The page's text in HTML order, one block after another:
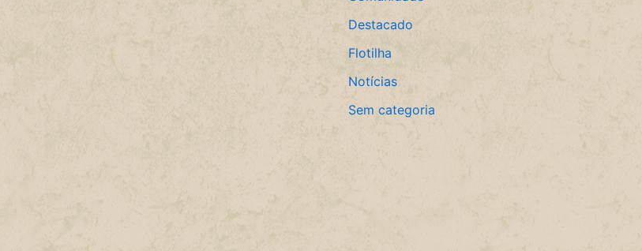
Destacado
Flotilha
Notícias
Sem categoria